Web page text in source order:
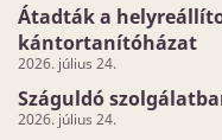
Átadták a
kántortanítóházat
2026. július 24.
Száguldó
2026. július 24.